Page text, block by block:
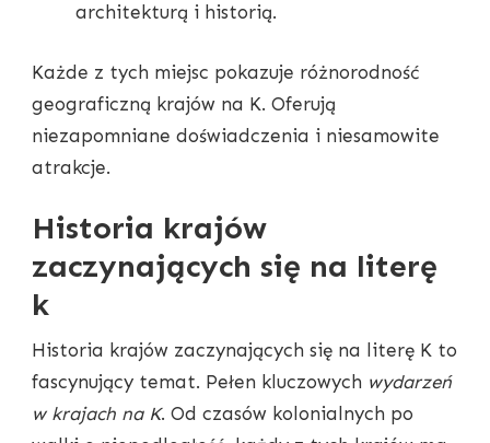
architekturą i historią.
Każde z tych miejsc pokazuje różnorodność
geograficzną krajów na K. Oferują
niezapomniane doświadczenia i niesamowite
atrakcje.
Historia krajów
zaczynających się na literę
k
Historia krajów zaczynających się na literę K to
fascynujący temat. Pełen kluczowych wydarzeń
w krajach na K. Od czasów kolonialnych po